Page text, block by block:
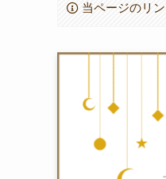
当ページのリ